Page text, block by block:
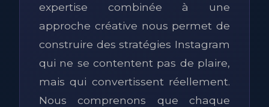
expertise combinée à une
approche créative nous permet de
construire des stratégies Instagram
qui ne se contentent pas de plaire,
mais qui convertissent réellement.
Nous comprenons que chaque